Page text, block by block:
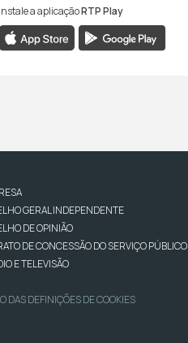
Madeira
RTP Madeira
Instale a aplicaçãoRTP Play
GERAL INDEPENDENTE
DE OPINIÃO
DE CONCESSÃO DO SERVIÇO PÚBLICO
E TELEVISÃO
DAS DEFINIÇÕES DE COOKIES